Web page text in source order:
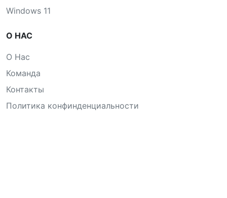
Windows 11
О НАС
О Нас
Команда
Контакты
Политика конфинденциальности